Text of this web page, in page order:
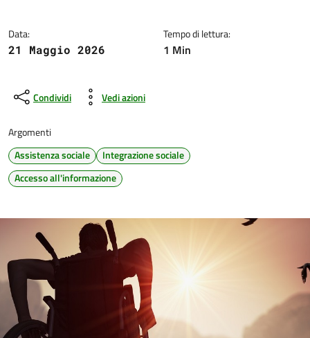
Data:
21 Maggio 2026
Tempo di lettura:
1 Min
Condividi Vedi azioni
Argomenti
Assistenza sociale
Integrazione sociale
Accesso all'informazione